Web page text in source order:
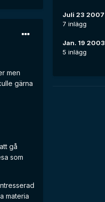
men
gärna
gå
som
materia
Juli 23 2007
7 inlägg
Jan. 19 2003
5 inlägg